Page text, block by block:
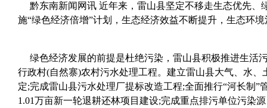
黔东南新闻网讯 近年来，雷山县坚定不移走生态优先、
施“绿色经济倍增”计划，生态经济效益不断提升，生态环
绿色经济发展的前提是杜绝污染，雷山县积极推进生活
行政村(自然寨)农村污水处理工程。建立雷山县大气、水
定;完成雷山县污水处理厂提标改造工程;全面推行“河长制
1.01万亩新一轮退耕还林项目建设;完成重点排污单位污染